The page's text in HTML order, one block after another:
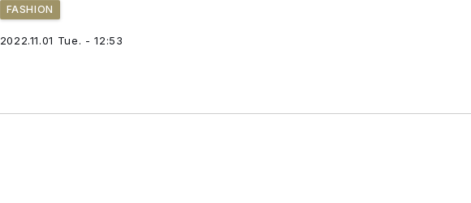
FASHION
2022.11.01 Tue. - 12:53